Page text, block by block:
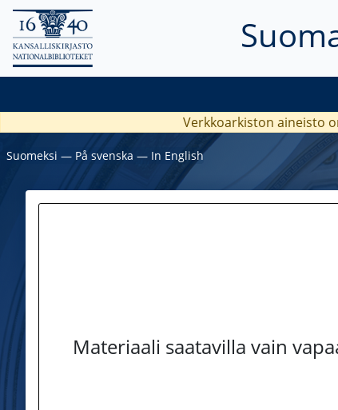
Verkkoarkiston aineisto
Suomeksi ― På svenska ― In English
Materiaali saatavilla vain